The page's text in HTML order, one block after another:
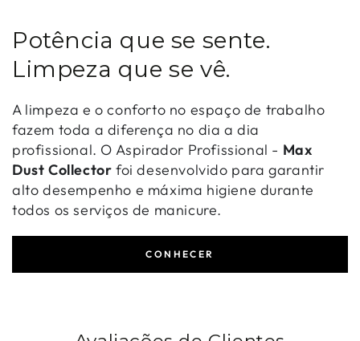
Potência que se sente.
Limpeza que se vê.
A limpeza e o conforto no espaço de trabalho
fazem toda a diferença no dia a dia
profissional. O Aspirador Profissional - Max
Dust Collector foi desenvolvido para garantir
alto desempenho e máxima higiene durante
todos os serviços de manicure.
CONHECER